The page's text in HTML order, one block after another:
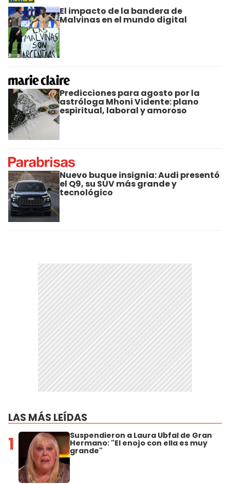
El impacto de la bandera de
Malvinas en el mundo digital
Predicciones para agosto por la
astróloga Mhoni Vidente: plano
espiritual, laboral y amoroso
Nuevo buque insignia: Audi presentó
el Q9, su SUV más grande y
tecnológico
LAS MÁS LEÍDAS
1 Suspendieron a Laura Ubfal de Gran
Hermano: "El enojo con ella es muy
grande"